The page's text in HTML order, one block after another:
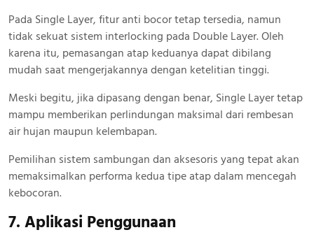
Pada Single Layer, fitur anti bocor tetap tersedia, namun
tidak sekuat sistem interlocking pada Double Layer. Oleh
karena itu, pemasangan atap keduanya dapat dibilang
mudah saat mengerjakannya dengan ketelitian tinggi.
Meski begitu, jika dipasang dengan benar, Single Layer tetap
mampu memberikan perlindungan maksimal dari rembesan
air hujan maupun kelembapan.
Pemilihan sistem sambungan dan aksesoris yang tepat akan
memaksimalkan performa kedua tipe atap dalam mencegah
kebocoran.
7. Aplikasi Penggunaan